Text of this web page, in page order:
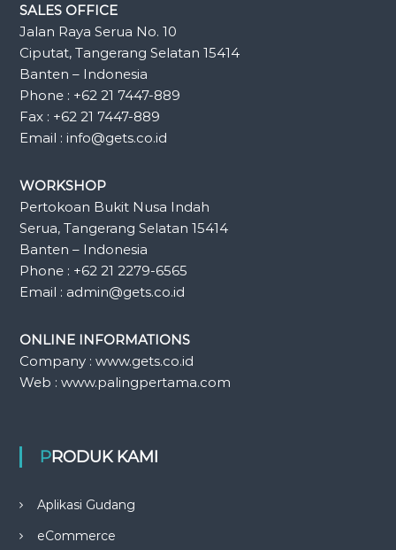
SALES OFFICE
Jalan Raya Serua No. 10
Ciputat, Tangerang Selatan 15414
Banten – Indonesia
Phone : +62 21 7447-889
Fax : +62 21 7447-889
Email : info@gets.co.id
WORKSHOP
Pertokoan Bukit Nusa Indah
Serua, Tangerang Selatan 15414
Banten – Indonesia
Phone : +62 21 2279-6565
Email : admin@gets.co.id
ONLINE INFORMATIONS
Company : www.gets.co.id
Web : www.palingpertama.com
PRODUK KAMI
Aplikasi Gudang
eCommerce